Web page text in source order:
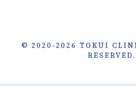
© 2020-2026 TOKUI
RESERVED.